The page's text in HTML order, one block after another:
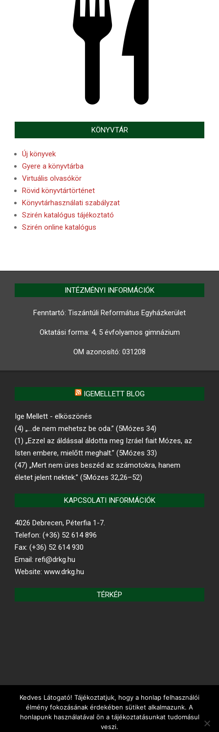
KÖNYVTÁR
Új könyvek
Gyere a könyvtárba
Virtuális olvasókör
Rövid könyvtártörténet
Könyvtárhasználati szabályzat
Szirén katalógus tájékoztató
Szirén online katalógus
INTÉZMÉNYI INFORMÁCIÓK
Fenntartó: Tiszántúli Református Egyházkerület
Oktatási forma: 4, 5 évfolyamos gimnázium
OM azonosító: 031208
IGEMELLETT BLOG
Ige Mellett - elköszönés
(4) „…de nem mehetsz be oda.” (5Mózes 34)
(1) „Ezzel az áldással áldotta meg Izráel fiait Mózes, az
Isten embere, mielőtt meghalt.” (5Mózes 33)
(47) „Mert nem üres beszéd az számotokra, hanem
életet jelent nektek.” (5Mózes 32,26–52)
KAPCSOLATI INFORMÁCIÓK
4026 Debrecen, Péterfia 1-7.
Telefon: (+36) 52 614 896
Fax: (+36) 52 614 930
Email: refi@drkg.hu
Website: www.drkg.hu
TÉRKÉP
REFORMÁTUS.HU
Kedves Látogató! Tájékoztatjuk, hogy a honlap felhasználói
élmény fokozásának érdekében sütiket alkalmazunk. A
honlapunk használatával ön a tájékoztatásunkat tudomásul
veszi.